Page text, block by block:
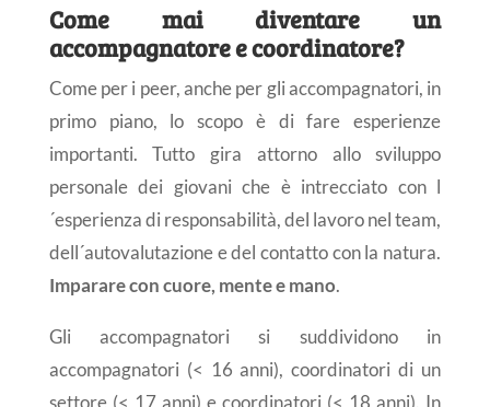
Come mai diventare un
accompagnatore e coordinatore?
Come per i peer, anche per gli accompagnatori, in
primo piano, lo scopo è di fare esperienze
importanti. Tutto gira attorno allo sviluppo
personale dei giovani che è intrecciato con l
´esperienza di responsabilità, del lavoro nel team,
dell´autovalutazione e del contatto con la natura.
Imparare con cuore, mente e mano.
Gli accompagnatori si suddividono in
accompagnatori (< 16 anni), coordinatori di un
settore (< 17 anni) e coordinatori (< 18 anni). In